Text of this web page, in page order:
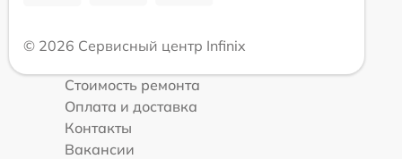
© 2026 Сервисный центр Infinix
Стоимость ремонта
Оплата и доставка
Контакты
Вакансии